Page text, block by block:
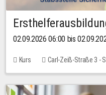
02.09.2026 06:00 bis
Kurs Carl-Zeiß-Straße 3 -